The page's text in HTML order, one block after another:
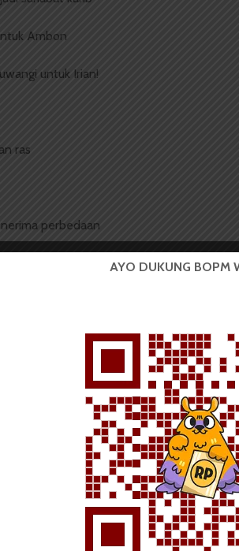
Ambon
untuk Irian!
ras
perbedaan
sahabat
Mahasiswa (BOPM) Wacana
berdiri di luar kampus dan dikelola secara
Sumatera Utara (USU).
AYO DUKUNG BOPM